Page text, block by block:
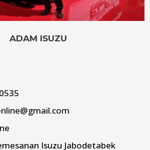
ADAM ISUZU
Isuzu Jabodetabek